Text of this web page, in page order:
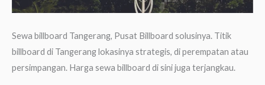
Sewa billboard Tangerang, Pusat Billboard solusinya. Titik
billboard di Tangerang lokasinya strategis, di perempatan atau
persimpangan. Harga sewa billboard di sini juga terjangkau.